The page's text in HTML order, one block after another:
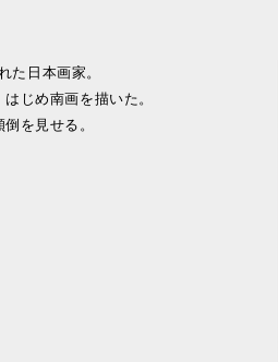
た日本画家。
じめ南画を描いた。
を見せる。